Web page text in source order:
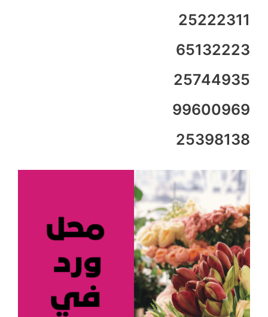
25222311
65132223
25744935
99600969
25398138